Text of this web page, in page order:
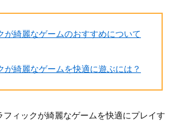
が綺麗なゲームのおすすめについて
が綺麗なゲームを快適に遊ぶには？
フィックが綺麗なゲームを快適にプレイす